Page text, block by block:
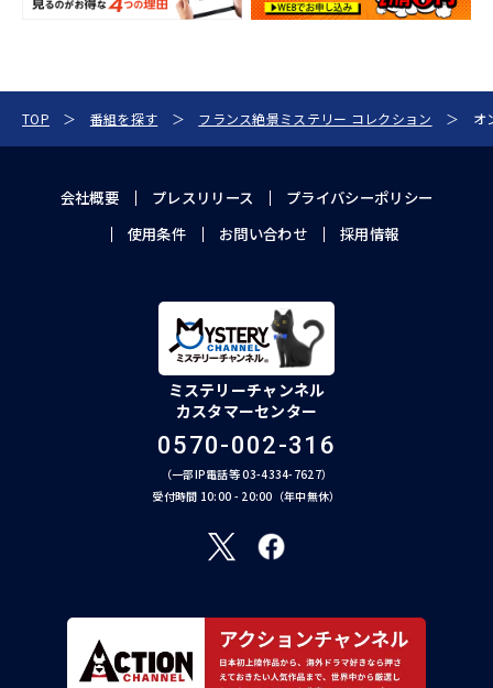
TOP 番組を探す フランス絶景ミステリー コレクション オ
会社概要 プレスリリース
プライバシーポリシー
使用条件
お問い合わせ 採用情報
ミステリーチャンネル
カスタマーセンター
0570-002-316
（一部IP電話等 03-4334-7627）
受付時間 10:00 - 20:00（年中無休）